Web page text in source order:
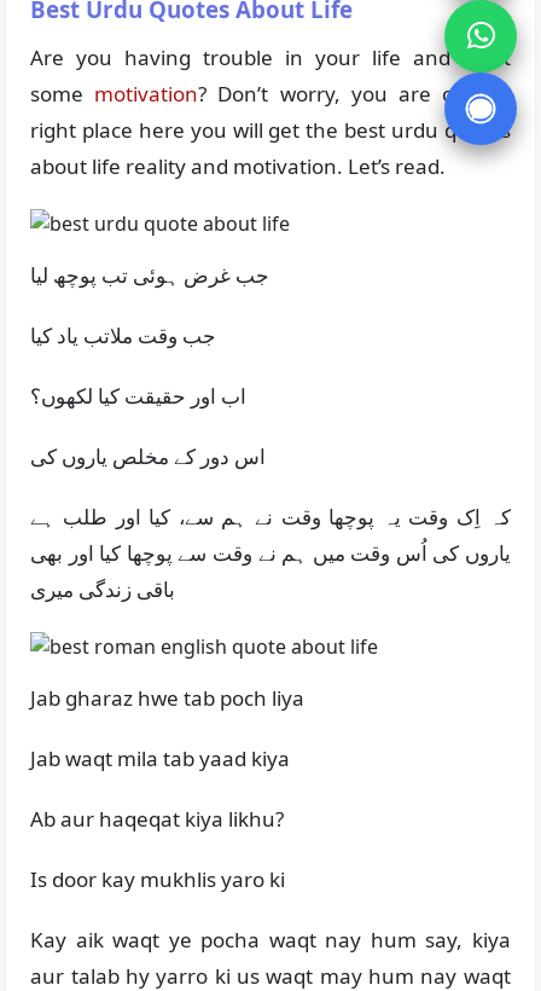
Best Urdu Quotes About Life
Are you having trouble in your life and want
some motivation? Don’t worry, you are on the
right place here you will get the best urdu quotes
about life reality and motivation. Let’s read.
اب اور حقیقت کیا لکھوں؟
کہ اِک وقت یہ پوچھا وقت نے ہم سے، کیا اور طلب ہے
یاروں کی اُس وقت میں ہم نے وقت سے پوچھا کیا اور بھی
باقی زندگی میری
Jab gharaz hwe tab poch liya
Jab waqt mila tab yaad kiya
Ab aur haqeqat kiya likhu?
Is door kay mukhlis yaro ki
Kay aik waqt ye pocha waqt nay hum say, kiya
aur talab hy yarro ki us waqt may hum nay waqt